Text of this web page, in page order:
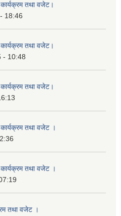
तथा वजेट।
18:46
तथा वजेट।
- 10:48
तथा वजेट।
तथा वजेट ।
तथा वजेट ।
तथा वजेट ।